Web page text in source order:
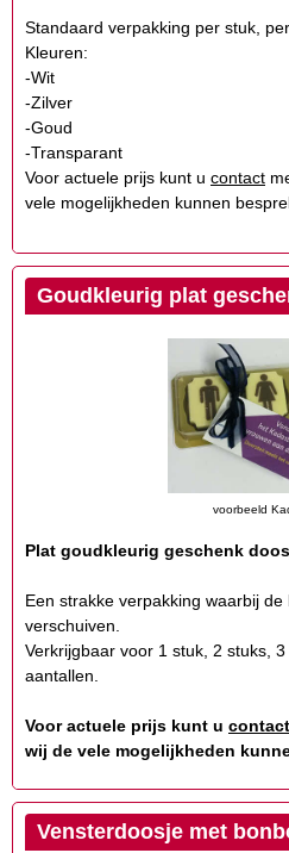
Standaard verpakking per stuk,
Kleuren:
-Wit
-Zilver
-Goud
-Transparant
Voor actuele prijs kunt u contact
vele mogelijkheden kunnen
Goudkleurig plat
voorbeeld
Plat goudkleurig geschenk
Een strakke verpakking waarbij
verschuiven.
Verkrijgbaar voor 1 stuk, 2 stuks,
aantallen.
Voor actuele prijs kunt u contact
wij de vele mogelijkheden
Vensterdoosje met